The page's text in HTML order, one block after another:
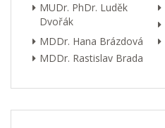
MUDr. PhDr. Luděk
Dvořák
MDDr. Hana Brázdová
MDDr. Rastislav Brada